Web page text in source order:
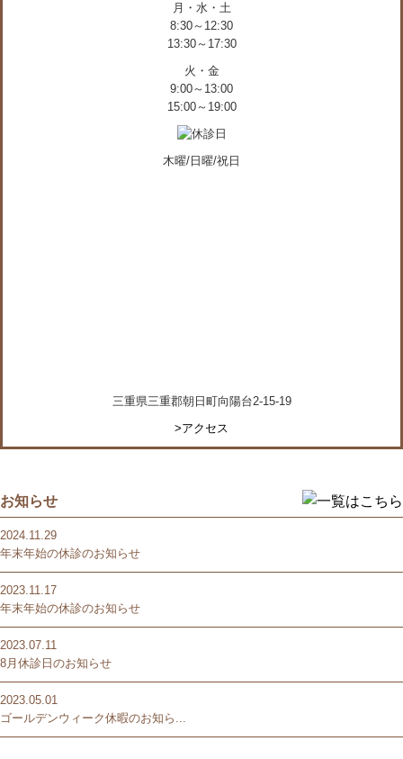
月・水・土
8:30～12:30
13:30～17:30
火・金
9:00～13:00
15:00～19:00
木曜/日曜/祝日
三重県三重郡朝日町向陽台2-15-19
>アクセス
お知らせ
2024.11.29
年末年始の休診のお知らせ
2023.11.17
年末年始の休診のお知らせ
2023.07.11
8月休診日のお知らせ
2023.05.01
ゴールデンウィーク休暇のお知ら...